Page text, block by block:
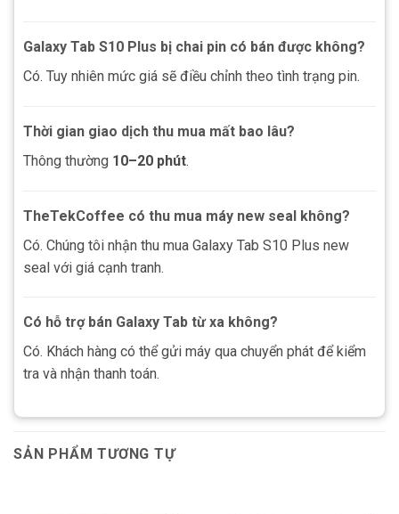
Galaxy Tab S10 Plus bị chai pin có bán được không?
Có. Tuy nhiên mức giá sẽ điều chỉnh theo tình trạng pin.
Thời gian giao dịch thu mua mất bao lâu?
Thông thường 10–20 phút.
TheTekCoffee có thu mua máy new seal không?
Có. Chúng tôi nhận thu mua Galaxy Tab S10 Plus new
seal với giá cạnh tranh.
Có hỗ trợ bán Galaxy Tab từ xa không?
Có. Khách hàng có thể gửi máy qua chuyển phát để kiểm
tra và nhận thanh toán.
SẢN PHẨM TƯƠNG TỰ